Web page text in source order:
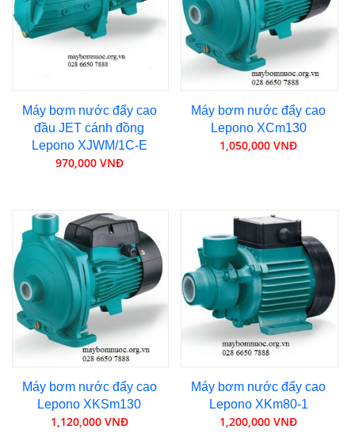
Máy bơm nước đẩy cao
đầu JET cánh đồng
Lepono XJWM/1C-E
970,000 VNĐ
Máy bơm nước đẩy cao
Lepono XCm130
1,050,000 VNĐ
Máy bơm nước đẩy cao
Lepono XKSm130
1,120,000 VNĐ
Máy bơm nước đẩy cao
Lepono XKm80-1
1,200,000 VNĐ